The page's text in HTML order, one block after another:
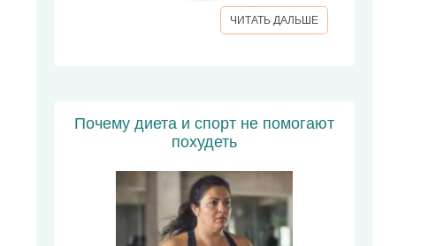
ЧИТАТЬ ДАЛЬШЕ
Почему диета и спорт не помогают
похудеть